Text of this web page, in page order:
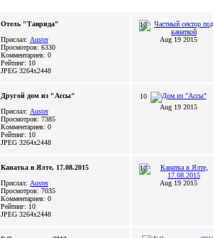
Отель "Таврида"
Прислал: Auster
Просмотров: 6330
Комментариев: 0
Рейтинг: 10
JPEG 3264x2448
10
Aug 19 2015
Другой дом из "Ассы"
Прислал: Auster
Просмотров: 7385
Комментариев: 0
Рейтинг: 10
JPEG 3264x2448
10
Aug 19 2015
Канатка в Ялте, 17.08.2015
Прислал: Auster
Просмотров: 7035
Комментариев: 0
Рейтинг: 10
JPEG 3264x2448
10
Aug 19 2015